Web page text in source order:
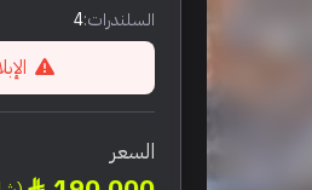
السلندرات:4
السعر